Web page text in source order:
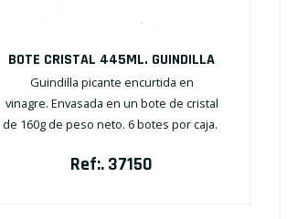
BOTE CRISTAL 445ML. GUINDILLA
Guindilla picante encurtida en
vinagre. Envasada en un bote de cristal
de 160g de peso neto. 6 botes por caja.
Ref:. 37150